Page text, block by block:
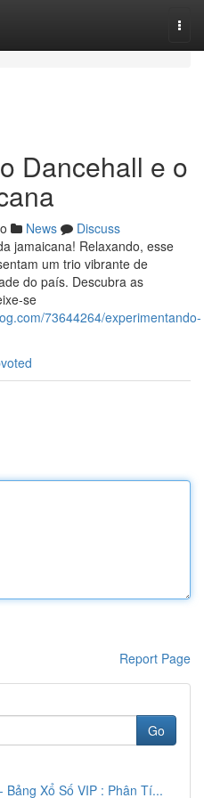
Dancehall e o
News
Discuss
jamaicana! Relaxando, esse
um trio vibrante de
do país. Descubra as
se
73644264/experimentando-
Report Page
Go
Bảng Xổ Số VIP : Phân Tí...